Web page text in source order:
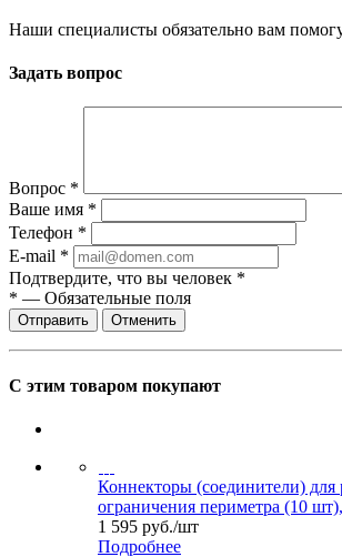
Наши специалисты обязательно вам
Задать вопрос
Вопрос *
Ваше имя *
Телефон *
E-mail *
Подтвердите, что вы человек *
* — Обязательные поля
Отправить Отменить
С этим товаром покупают
Коннекторы (соединители) для
ограничения периметра (10
1 595 руб./шт
Подробнее